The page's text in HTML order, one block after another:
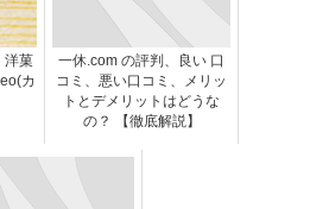
洋菓
カ
一休.com の評判、良い 口
コミ、悪い口コミ、メリッ
トとデメリットはどうな
の？ 【徹底解説】